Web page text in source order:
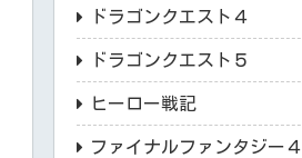
ドラゴンクエスト４
ドラゴンクエスト５
ヒーロー戦記
ファイナルファンタジー４